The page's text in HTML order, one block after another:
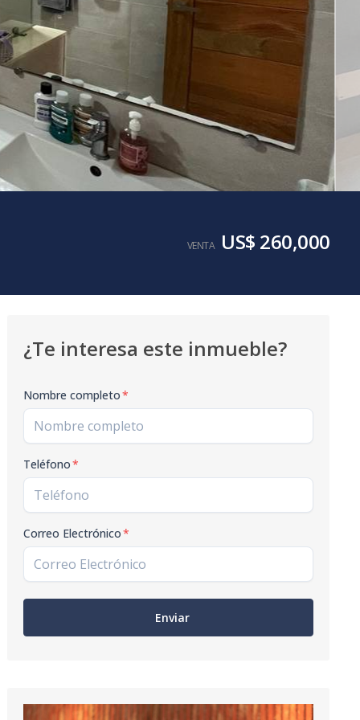
VENTA US$ 260,000
¿Te interesa este inmueble?
Nombre completo*
Teléfono*
Correo Electrónico*
Enviar